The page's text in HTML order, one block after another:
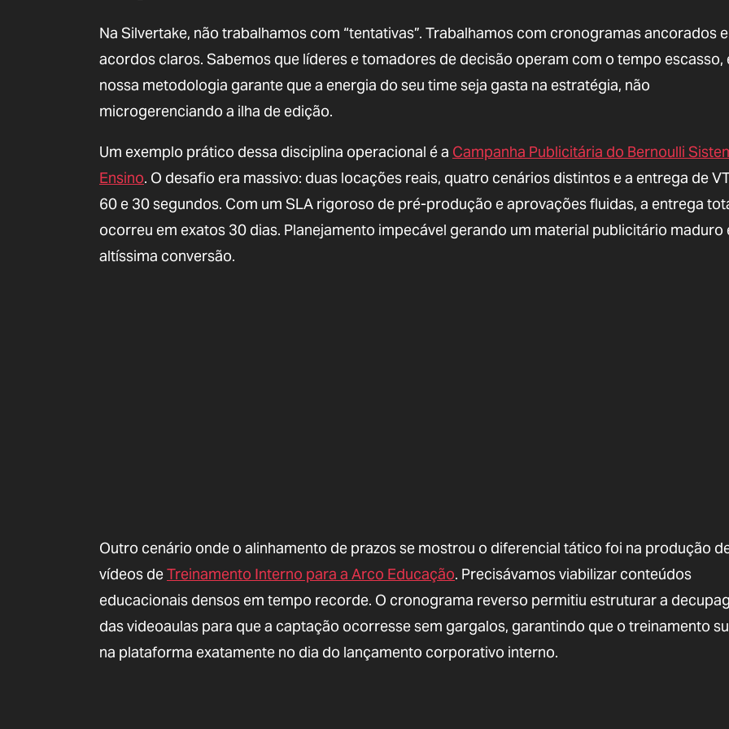
Na Silvertake, não trabalhamos com “tentativas”. Trabalhamos com cronogramas ancorados
acordos claros. Sabemos que líderes e tomadores de decisão operam com o tempo escasso,
nossa metodologia garante que a energia do seu time seja gasta na estratégia, não
microgerenciando a ilha de edição.
Um exemplo prático dessa disciplina operacional é a Campanha Publicitária do Bernoulli
Ensino. O desafio era massivo: duas locações reais, quatro cenários distintos e a entrega de
60 e 30 segundos. Com um SLA rigoroso de pré-produção e aprovações fluidas, a entrega
ocorreu em exatos 30 dias. Planejamento impecável gerando um material publicitário maduro
altíssima conversão.
Outro cenário onde o alinhamento de prazos se mostrou o diferencial tático foi na produção
vídeos deTreinamento Interno para a Arco Educação. Precisávamos viabilizar conteúdos
educacionais densos em tempo recorde. O cronograma reverso permitiu estruturar a
das videoaulas para que a captação ocorresse sem gargalos, garantindo que o treinamento
na plataforma exatamente no dia do lançamento corporativo interno.